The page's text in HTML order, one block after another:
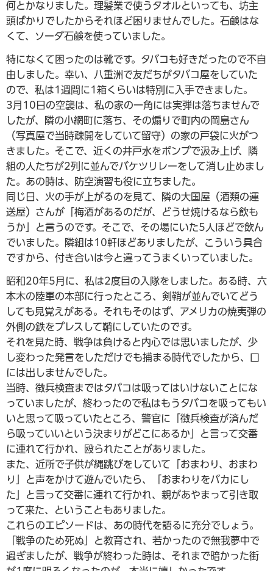
何とかなりました。理髪業で使うタオルといっても、坊主
頭ばかりでしたからそれほど困りませんでした。石鹸はな
くて、ソーダ石鹸を使っていました。
特になくて困ったのは靴です。タバコも好きだったので不自
由しました。幸い、八重洲で友だちがタバコ屋をしていた
ので、私は1週間に1箱くらいは特別に入手できました。
3月10日の空襲は、私の家の一角には実弾は落ちませんで
したが、隣の小網町に落ち、その煽りで町内の岡島さん
（写真屋で当時疎開をしていて留守）の家の戸袋に火がつ
きました。そこで、近くの井戸水をポンプで汲み上げ、隣
組の人たちが2列に並んでバケツリレーをして消し止めまし
た。あの時は、防空演習も役に立ちました。
同じ日、火の手が上がるのを見て、隣の大国屋（酒類の運
送屋）さんが「梅酒があるのだが、どうせ焼けるなら飲も
うか」と言うのです。そこで、その場にいた5人ほどで飲ん
でいました。隣組は10軒ほどありましたが、こういう具合
ですから、付き合いは今と違ってうまくいっていました。
昭和20年5月に、私は2度目の入隊をしました。ある時、六
本木の陸軍の本部に行ったところ、剣鞘が並んでいてどう
しても見覚えがある。それもそのはず、アメリカの焼夷弾の
外側の鉄をプレスして鞘にしていたのです。
それを見た時、戦争は負けると内心では思いましたが、少
し変わった発言をしただけでも捕まる時代でしたから、口
には出しませんでした。
当時、徴兵検査まではタバコは吸ってはいけないことにな
っていましたが、終わったので私はもうタバコを吸ってもい
いと思って吸っていたところ、警官に「徴兵検査が済んだ
ら吸っていいという決まりがどこにあるか」と言って交番
に連れて行かれ、殴られたことがありました。
また、近所で子供が縄跳びをしていて「おまわり、おまわ
り」と声をかけて遊んでいたら、「おまわりをバカにし
た」と言って交番に連れて行かれ、親があやまって引き取
って来た、ということもありました。
これらのエピソードは、あの時代を語るに充分でしょう。
「戦争のため死ぬ」と教育され、若かったので無我夢中で
過ぎましたが、戦争が終わった時は、それまで暗かった街